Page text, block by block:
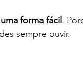
forma fácil .
sempre ouvir.